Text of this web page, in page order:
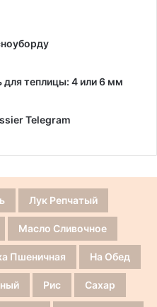
для теплицы: 4 или 6 мм
Telegram
Лук Репчатый
Масло Сливочное
Пшеничная На Обед
Рис Сахар